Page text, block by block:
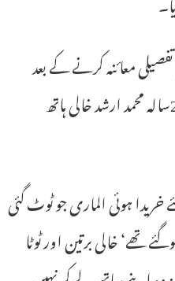
معائنہ کرنے کے بعد
جمعرات کے روززلف تراش 29سالہ محمد ارشد خالی ہاتھ
ہوئی الماری جو ٹوٹ گئی
تھے‘ خالی برتین اور ٹوٹا